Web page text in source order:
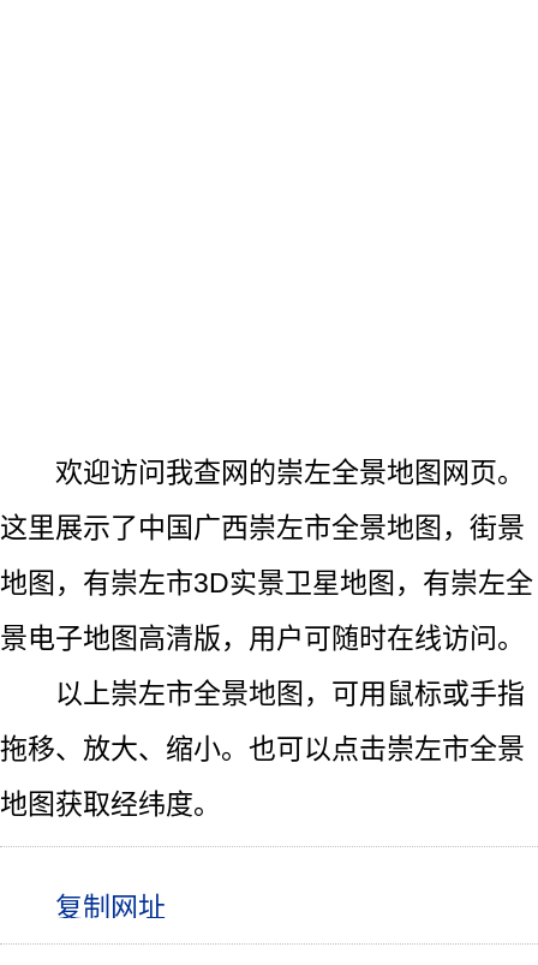
欢迎访问我查网的崇左全景地图网页。
这里展示了中国广西崇左市全景地图，街景
地图，有崇左市3D实景卫星地图，有崇左全
景电子地图高清版，用户可随时在线访问。
以上崇左市全景地图，可用鼠标或手指
拖移、放大、缩小。也可以点击崇左市全景
地图获取经纬度。